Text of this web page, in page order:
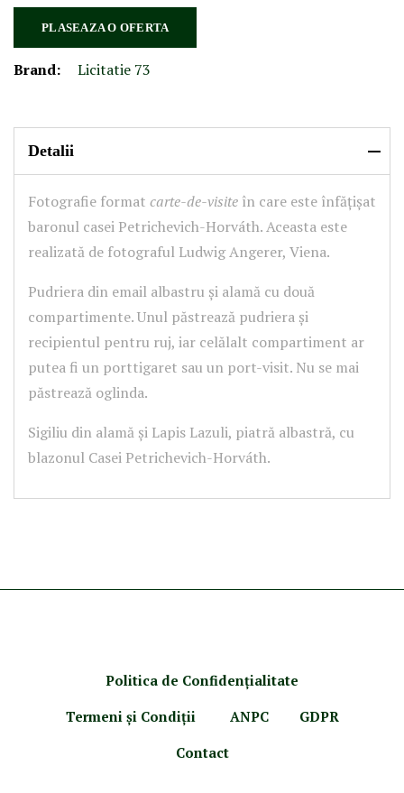
PLASEAZA O OFERTA
Brand: Licitatie 73
Detalii
Fotografie format carte-de-visite în care este înfățișat
baronul casei Petrichevich-Horváth. Aceasta este
realizată de fotograful Ludwig Angerer, Viena.
Pudriera din email albastru și alamă cu două
compartimente. Unul păstrează pudriera și
recipientul pentru ruj, iar celălalt compartiment ar
putea fi un porttigaret sau un port-visit. Nu se mai
păstrează oglinda.
Sigiliu din alamă și Lapis Lazuli, piatră albastră, cu
blazonul Casei Petrichevich-Horváth.
Politica de Confidenţialitate
Termeni şi Condiţii
ANPC
GDPR
Contact